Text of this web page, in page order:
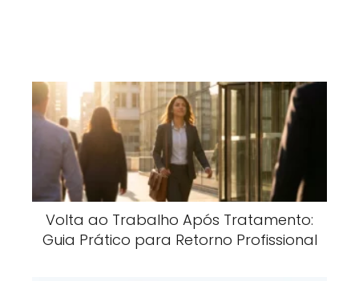
Volta ao Trabalho Após Tratamento:
Guia Prático para Retorno Profissional